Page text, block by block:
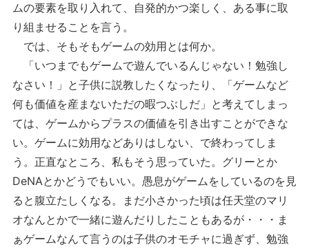
ムの要素を取り入れて、自発的かつ楽しく、ある事に取
り組ませることを言う。
では、そもそもゲームの効用とは何か。
「いつまでもゲームで遊んでいるんじゃない！勉強し
なさい！」と子供に説教したくなったり、「ゲームなど
何も価値を産まないただの暇つぶしだ」と考えてしまっ
ては、ゲームからプラスの価値を引き出すことができな
い。ゲームに効用などありはしない、で終わってしま
う。正直なところ、私もそう思っていた。グリーとか
DeNAとかどうでもいい。愚息がゲームをしているのを見
ると腹立たしくなる。まだ小さかった頃は任天堂のマリ
オなんとかで一緒に遊んだりしたこともあるが・・・ま
ぁゲームなんて言うのは子供のオモチャに過ぎず、勉強